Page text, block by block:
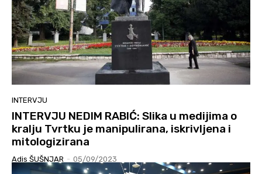
INTERVJU
INTERVJU NEDIM RABIĆ: Slika u medijima o
kralju Tvrtku je manipulirana, iskrivljena i
mitologizirana
Adis ŠUŠNJAR - 05/09/2023